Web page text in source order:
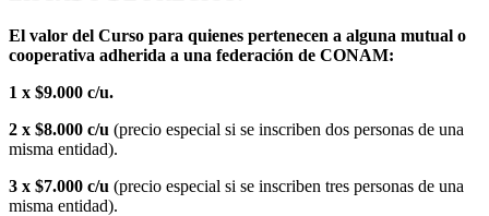
El valor del Curso para quienes pertenecen a alguna mutual o
cooperativa adherida a una federación de CONAM:
1 x $9.000 c/u.
2 x $8.000 c/u (precio especial si se inscriben dos personas de una
misma entidad).
3 x $7.000 c/u (precio especial si se inscriben tres personas de una
misma entidad).